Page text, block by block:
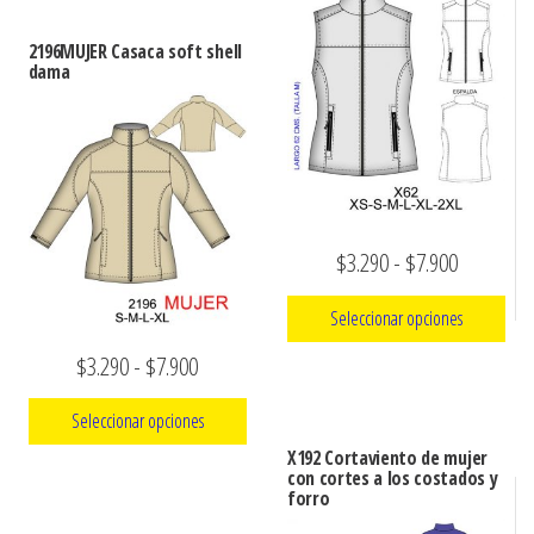
Las
opciones
se
pueden
elegir
en
la
página
producto
hasta
$7.900
variantes.
Las
opciones
pueden
elegir
en
página
de
producto
$3.290- $7.900Rango
de
precios:
hasta
$7.900
Seleccionar opciones
múltiples
2196MUJER Casaca soft shell
dama
$3.290- $7.900Rango
de
precios:
Seleccionar opciones
X192 Cortaviento de mujer
con cortes a los costados y
forro